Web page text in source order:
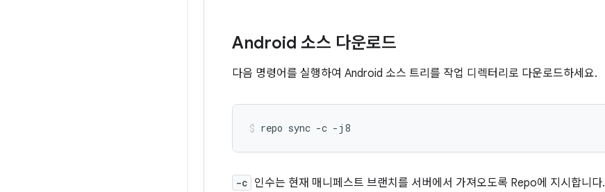
Android 소스 다운로드
다음 명령어를 실행하여 Android 소스 트리를 작업 디렉터리로 다운로드하세요.
repo sync -c -j8
-c 인수는 현재 매니페스트 브랜치를 서버에서 가져오도록 Repo에 지시합니다.